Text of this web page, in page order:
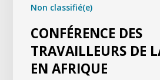
Non classifié(e)
CONFÉRENCE DES
TRAVAILLEURS DE
EN AFRIQUE